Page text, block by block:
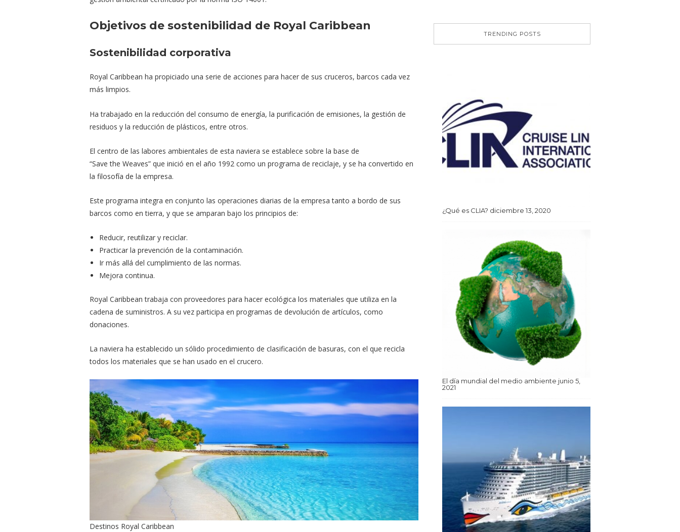
Objetivos de sostenibilidad de Royal Caribbean
Sostenibilidad corporativa
Royal Caribbean ha propiciado una serie de acciones para hacer de sus cruceros, barcos cada vez
más limpios.
Ha trabajado en la reducción del consumo de energía, la purificación de emisiones, la gestión de
residuos y la reducción de plásticos, entre otros.
El centro de las labores ambientales de esta naviera se establece sobre la base de
“Save the Weaves” que inició en el año 1992 como un programa de reciclaje, y se ha convertido en
la filosofía de la empresa.
Este programa integra en conjunto las operaciones diarias de la empresa tanto a bordo de sus
barcos como en tierra, y que se amparan bajo los principios de:
Reducir, reutilizar y reciclar.
Practicar la prevención de la contaminación.
Ir más allá del cumplimiento de las normas.
Mejora continua.
Royal Caribbean trabaja con proveedores para hacer ecológica los materiales que utiliza en la
cadena de suministros. A su vez participa en programas de devolución de artículos, como
donaciones.
La naviera ha establecido un sólido procedimiento de clasificación de basuras, con el que recicla
todos los materiales que se han usado en el crucero.
Destinos Royal Caribbean
TRENDING POSTS
¿Qué es CLIA? diciembre 13, 2020
El día mundial del medio ambiente junio 5,
2021